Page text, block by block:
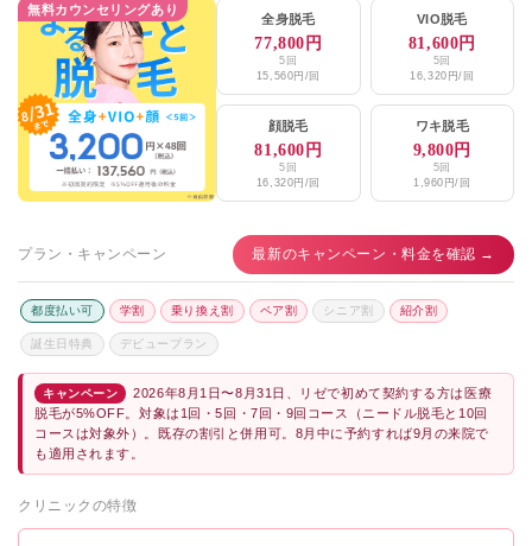
無料カウンセリングあり
全身脱毛
77,800円
5回
15,560円/回
VIO脱毛
81,600円
5回
16,320円/回
顔脱毛
81,600円
5回
16,320円/回
ワキ脱毛
9,800円
5回
1,960円/回
プラン・キャンペーン 最新のキャンペーン・料金を確認 →
都度払い可 学割 乗り換え割 ペア割 シニア割 紹介割
誕生日特典 デビュープラン
キャンペーン
2026年8月1日〜8月31日、リゼで初めて契約する方は医療
脱毛が5%OFF。対象は1回・5回・7回・9回コース（ニードル脱毛と10回
コースは対象外）。既存の割引と併用可。8月中に予約すれば9月の来院で
も適用されます。
クリニックの特徴